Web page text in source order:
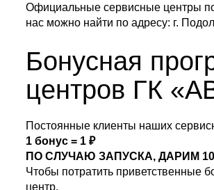
Официальные сервисные центры
нас можно найти по адресу: г.
Бонусная
центров ГК
Постоянные клиенты наших
1 бонус = 1 ₽
ПО СЛУЧАЮ ЗАПУСКА, ДАРИМ
Чтобы потратить приветственные
центр.